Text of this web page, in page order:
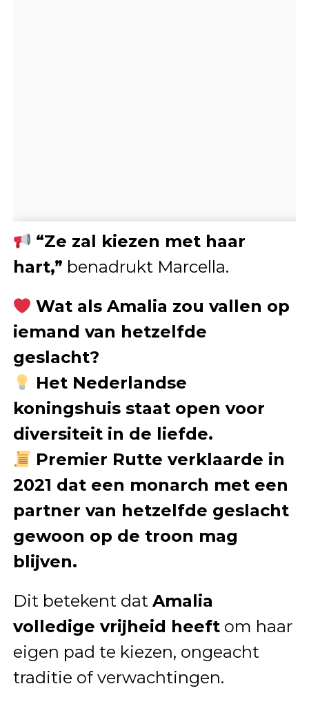
“Ze zal kiezen met haar
hart,” benadrukt Marcella.
Wat als Amalia zou vallen op
iemand van hetzelfde
geslacht?
Het Nederlandse
koningshuis staat open voor
diversiteit in de liefde.
Premier Rutte verklaarde in
2021 dat een monarch met een
partner van hetzelfde geslacht
gewoon op de troon mag
blijven.
Dit betekent dat Amalia
volledige vrijheid heeftom haar
eigen pad te kiezen, ongeacht
traditie of verwachtingen.